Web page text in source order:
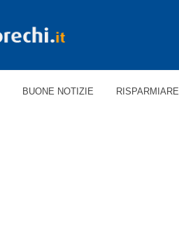
BUONE NOTIZIE RISPARMIARE